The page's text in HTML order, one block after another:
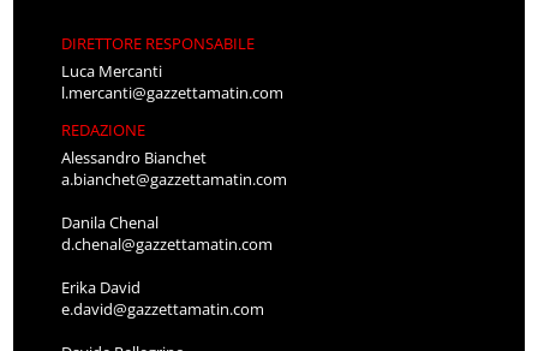
DIRETTORE RESPONSABILE
Luca Mercanti
l.mercanti@gazzettamatin.com
REDAZIONE
Alessandro Bianchet
a.bianchet@gazzettamatin.com
Danila Chenal
d.chenal@gazzettamatin.com
Erika David
e.david@gazzettamatin.com